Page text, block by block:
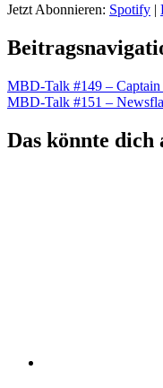
Jetzt Abonnieren: Spotify |
MBD-Talk #149 –
MBD-Talk #151 –
Das könnte dich